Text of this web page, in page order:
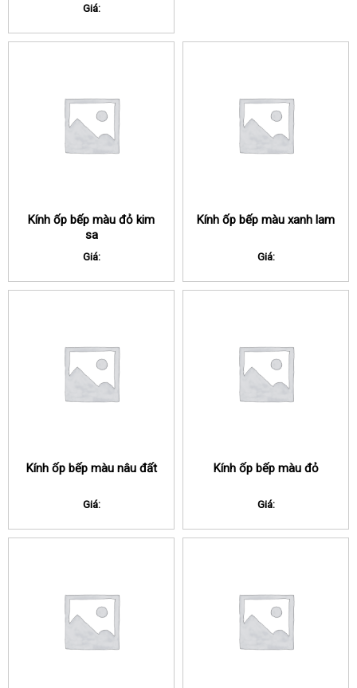
Giá:
Kính ốp bếp màu đỏ kim
sa
Giá:
Kính ốp bếp màu xanh lam
Giá:
Kính ốp bếp màu nâu đất
Giá:
Kính ốp bếp màu đỏ
Giá: